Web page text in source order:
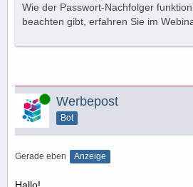
Wie der Passwort-Nachfolger
beachten gibt, erfahren Sie im
Online Werbepost
Bot
Gerade eben Anzeige
Hallo!